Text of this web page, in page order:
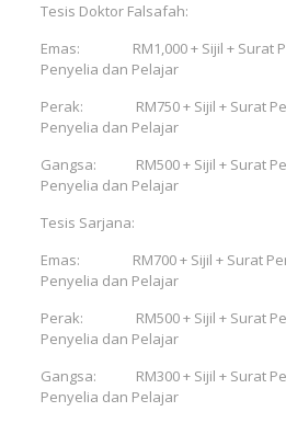
Tesis Doktor Falsafah:
Emas: RM1,000 + Sijil + Surat
Penyelia dan Pelajar
Perak: RM750 + Sijil + Surat
Penyelia dan Pelajar
Gangsa: RM500 + Sijil + Surat
Penyelia dan Pelajar
Tesis Sarjana:
Emas: RM700 + Sijil + Surat
Penyelia dan Pelajar
Perak: RM500 + Sijil + Surat
Penyelia dan Pelajar
Gangsa: RM300 + Sijil + Surat
Penyelia dan Pelajar